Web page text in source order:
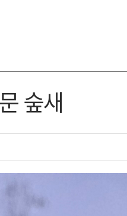
숲새